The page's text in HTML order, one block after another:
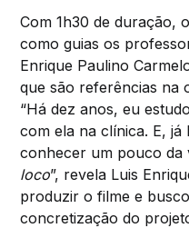
Com 1h30 de duração,
como guias os
Enrique Paulino
que são referências na
“Há dez anos, eu
com ela na clínica. E,
conhecer um pouco da
loco”, revela Luis
produzir o filme e
concretização do